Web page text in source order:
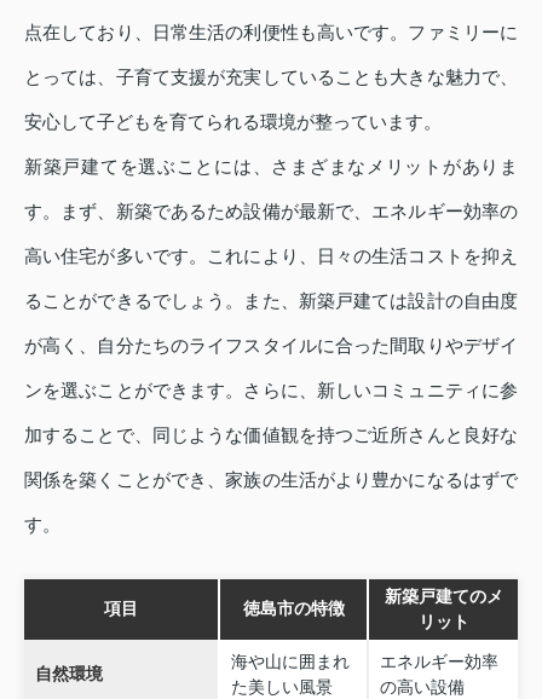
点在しており、日常生活の利便性も高いです。ファミリーに
とっては、子育て支援が充実していることも大きな魅力で、
安心して子どもを育てられる環境が整っています。
新築戸建てを選ぶことには、さまざまなメリットがありま
す。まず、新築であるため設備が最新で、エネルギー効率の
高い住宅が多いです。これにより、日々の生活コストを抑え
ることができるでしょう。また、新築戸建ては設計の自由度
が高く、自分たちのライフスタイルに合った間取りやデザイ
ンを選ぶことができます。さらに、新しいコミュニティに参
加することで、同じような価値観を持つご近所さんと良好な
関係を築くことができ、家族の生活がより豊かになるはずで
す。
項目 徳島市の特徴
新築戸建てのメ
リット
自然環境
海や山に囲まれ
た美しい風景
エネルギー効率
の高い設備